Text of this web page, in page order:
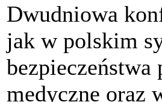
Dwudniowa
jak w polskim
bezpieczeństwa
medyczne oraz